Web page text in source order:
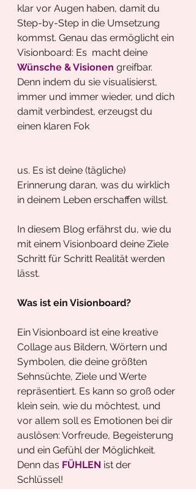
klar vor Augen haben, damit du
Step-by-Step in die Umsetzung
kommst. Genau das ermöglicht ein
Visionboard: Es  macht deine
Wünsche & Visionen greifbar.
Denn indem du sie visualisierst,
immer und immer wieder, und dich
damit verbindest, erzeugst du
einen klaren Fok
us. Es ist deine (tägliche)
Erinnerung daran, was du wirklich
in deinem Leben erschaffen willst.
In diesem Blog erfährst du, wie du
mit einem Visionboard deine Ziele
Schritt für Schritt Realität werden
lässt.
Was ist ein Visionboard?
Ein Visionboard ist eine kreative
Collage aus Bildern, Wörtern und
Symbolen, die deine größten
Sehnsüchte, Ziele und Werte
repräsentiert. Es kann so groß oder
klein sein, wie du möchtest, und
vor allem soll es Emotionen bei dir
auslösen: Vorfreude, Begeisterung
und ein Gefühl der Möglichkeit.
Denn das FÜHLEN ist der
Schlüssel!